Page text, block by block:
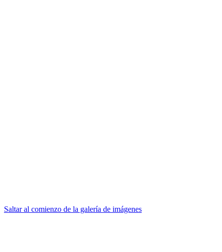
Saltar al comienzo de la galería de imágenes